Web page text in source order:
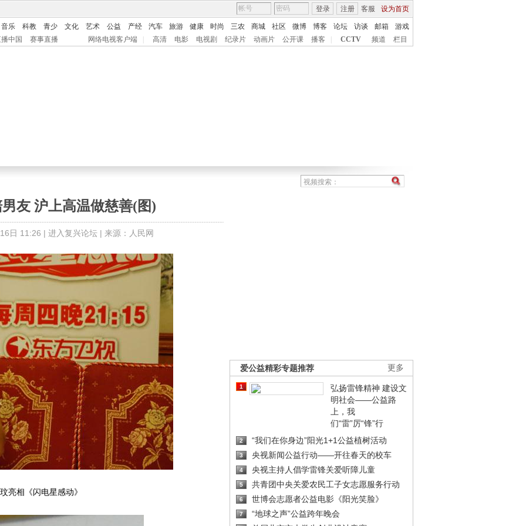
客服 设为首页
登录 注册
音乐 科教 青少 文化 艺术 公益 产经 汽车 旅游 健康 时尚 三农 商城 社区 微博 博客 论坛 访谈 邮箱
游戏
中国
赛事直播 网络电视客户端 高清 电影 电视剧 纪录片 动画片 公开课 播客 CCTV 频道 栏目
友 沪上高温做慈善(图)
日 11:26 | 进入复兴论坛| 来源：人民网
更多
爱公益精彩专题推荐
1
弘扬雷锋精神 建设文
明社会——公益路
上，我
们“雷”厉“锋”行
2 “我们在你身边”阳光1+1公益植树活动
3 央视新闻公益行动——开往春天的校车
4 央视主持人倡学雷锋关爱听障儿童
5 共青团中央关爱农民工子女志愿服务行动
6 世博会志愿者公益电影《阳光笑脸》
7 “地球之声”公益跨年晚会
亮相《闪电星感动》